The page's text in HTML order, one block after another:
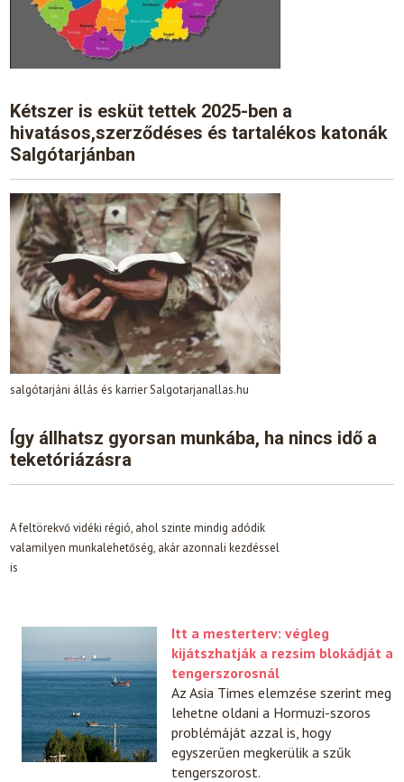
Kétszer is esküt tettek 2025-ben a
hivatásos,szerződéses és tartalékos katonák
Salgótarjánban
salgótarjáni állás és karrier Salgotarjanallas.hu
Így állhatsz gyorsan munkába, ha nincs idő a
teketóriázásra
A feltörekvő vidéki régió, ahol szinte mindig adódik
valamilyen munkalehetőség, akár azonnali kezdéssel
is
Itt a mesterterv: végleg
kijátszhatják a rezsim blokádját a
tengerszorosnál
Az Asia Times elemzése szerint meg
lehetne oldani a Hormuzi-szoros
problémáját azzal is, hogy
egyszerűen megkerülik a szűk
tengerszorost.